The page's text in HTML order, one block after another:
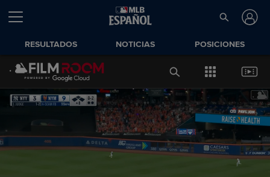
RESULTADOS NOTICIAS POSICIONES